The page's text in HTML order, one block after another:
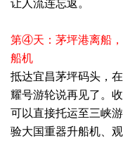
让人流连忘返。
第④天：茅坪港离船
船机
抵达宜昌茅坪码头，
耀号游轮说再见了。
可以直接托运至三峡
验大国重器升船机、